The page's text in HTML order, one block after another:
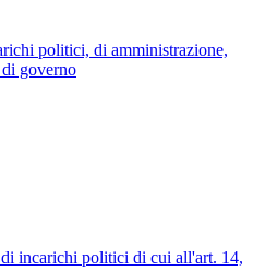
politici, di amministrazione,
governo
incarichi politici di cui all'art. 14,